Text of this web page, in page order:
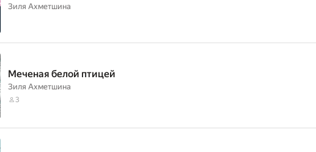
Зиля Ахметшина
Меченая белой птицей
Зиля Ахметшина
3